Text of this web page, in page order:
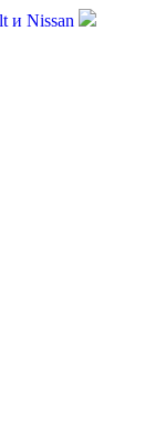
и Nissan